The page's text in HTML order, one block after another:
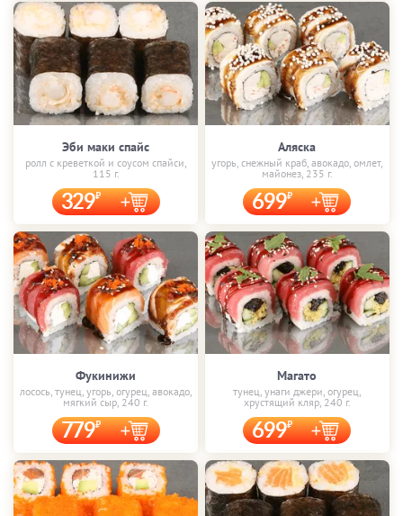
Эби маки спайс
ролл с креветкой и соусом спайси,
115 г.
329
Аляска
угорь, снежный краб, авокадо, омлет,
майонез, 235 г.
699
Фукинижи
лосось, тунец, угорь, огурец, авокадо,
мягкий сыр, 240 г.
779
Магато
тунец, унаги джери, огурец,
хрустящий кляр, 240 г.
699